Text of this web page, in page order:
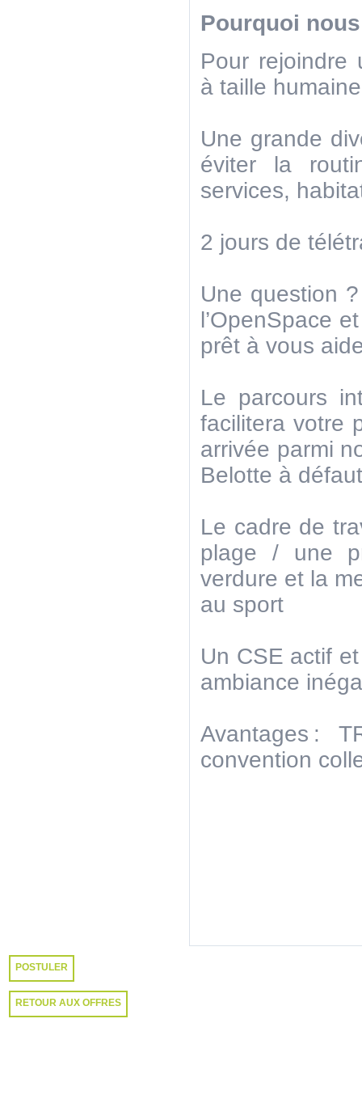
Pourquoi
Pour rejoindre
à taille
Une grande
éviter la
services,
2 jours de
Une question
l’OpenSpace
prêt à vous
Le parcours
facilitera votre
arrivée parmi
Belotte à
Le cadre de
plage / une
verdure et la
au sport
Un CSE actif
ambiance
Avantages :
convention
POSTULER
RETOUR AUX OFFRES